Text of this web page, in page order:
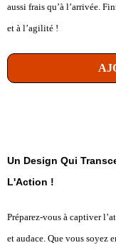
aussi frais qu’à l’arrivée.
et à l’agilité !
Un Design Qui
L'Action !
Préparez-vous à captiver
et audace. Que vous soyez